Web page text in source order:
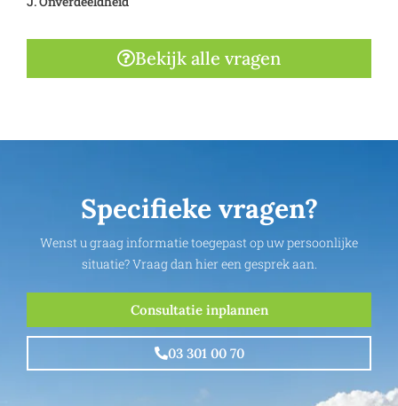
Bekijk alle vragen
Specifieke vragen?
Wenst u graag informatie toegepast op uw persoonlijke
situatie? Vraag dan hier een gesprek aan.
Consultatie inplannen
03 301 00 70